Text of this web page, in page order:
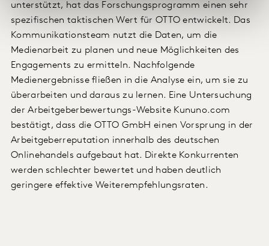
unterstützt, hat das Forschungsprogramm einen sehr
spezifischen taktischen Wert für OTTO entwickelt. Das
Kommunikationsteam nutzt die Daten, um die
Medienarbeit zu planen und neue Möglichkeiten des
Engagements zu ermitteln. Nachfolgende
Medienergebnisse fließen in die Analyse ein, um sie zu
überarbeiten und daraus zu lernen. Eine Untersuchung
der Arbeitgeberbewertungs-Website Kununo.com
bestätigt, dass die OTTO GmbH einen Vorsprung in der
Arbeitgeberreputation innerhalb des deutschen
Onlinehandels aufgebaut hat. Direkte Konkurrenten
werden schlechter bewertet und haben deutlich
geringere effektive Weiterempfehlungsraten.